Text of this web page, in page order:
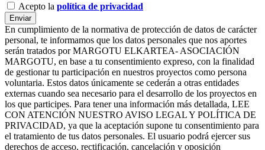
Acepto la política de privacidad
Enviar
En cumplimiento de la normativa de protección de datos de carácter
personal, te informamos que los datos personales que nos aportes
serán tratados por MARGOTU ELKARTEA- ASOCIACIÓN
MARGOTU, en base a tu consentimiento expreso, con la finalidad
de gestionar tu participación en nuestros proyectos como persona
voluntaria. Estos datos únicamente se cederán a otras entidades
externas cuando sea necesario para el desarrollo de los proyectos en
los que participes. Para tener una información más detallada, LEE
CON ATENCIÓN NUESTRO AVISO LEGAL Y POLÍTICA DE
PRIVACIDAD, ya que la aceptación supone tu consentimiento para
el tratamiento de tus datos personales. El usuario podrá ejercer sus
derechos de acceso, rectificación, cancelación y oposición